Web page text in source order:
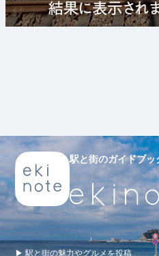
駅と街のガイドブッ
▶ 駅と街の魅力やグルメを投稿